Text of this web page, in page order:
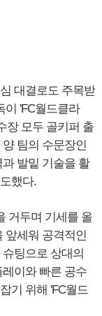
대결로도 주목받
이 'FC월드클라
장 모두 골키퍼 출
팀의 수문장인
발밑 기술을 활
했다.
거두며 기세를 올
앞세워 공격적인
팅으로 상대의
이와 빠른 공수
기 위해 'FC월드